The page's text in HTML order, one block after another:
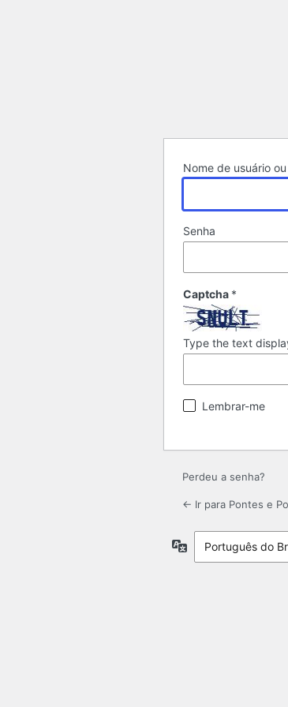
Nome de usuário
Senha
Captcha *
Type the text
Lembrar-me
Perdeu a senha?
← Ir para Pontes e
Idioma